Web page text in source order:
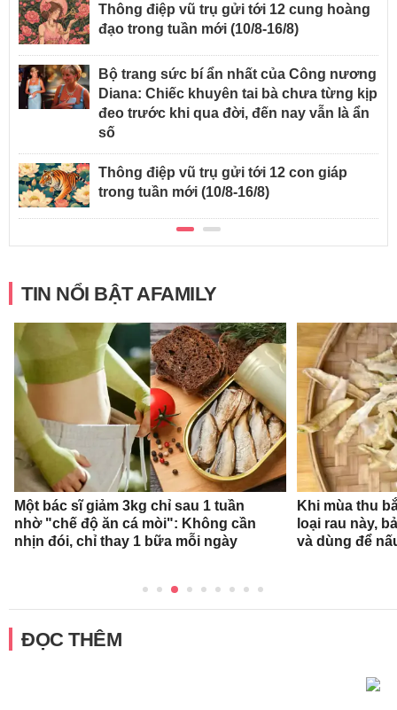
Thông điệp vũ trụ gửi tới 12 cung hoàng
đạo trong tuần mới (10/8-16/8)
Bộ trang sức bí ẩn nhất của Công nương
Diana: Chiếc khuyên tai bà chưa từng kịp
đeo trước khi qua đời, đến nay vẫn là ẩn
số
Thông điệp vũ trụ gửi tới 12 con giáp
trong tuần mới (10/8-16/8)
TIN NỔI BẬT AFAMILY
Một bác sĩ giảm 3kg chỉ sau 1 tuần
nhờ "chế độ ăn cá mòi": Không cần
nhịn đói, chỉ thay 1 bữa mỗi ngày
Khi mùa thu
loại rau này,
và dùng để
ĐỌC THÊM